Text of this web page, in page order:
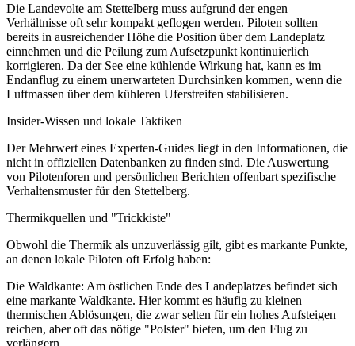
Die Landevolte am Stettelberg muss aufgrund der engen
Verhältnisse oft sehr kompakt geflogen werden. Piloten sollten
bereits in ausreichender Höhe die Position über dem Landeplatz
einnehmen und die Peilung zum Aufsetzpunkt kontinuierlich
korrigieren. Da der See eine kühlende Wirkung hat, kann es im
Endanflug zu einem unerwarteten Durchsinken kommen, wenn die
Luftmassen über dem kühleren Uferstreifen stabilisieren.
Insider-Wissen und lokale Taktiken
Der Mehrwert eines Experten-Guides liegt in den Informationen, die
nicht in offiziellen Datenbanken zu finden sind. Die Auswertung
von Pilotenforen und persönlichen Berichten offenbart spezifische
Verhaltensmuster für den Stettelberg.
Thermikquellen und "Trickkiste"
Obwohl die Thermik als unzuverlässig gilt, gibt es markante Punkte,
an denen lokale Piloten oft Erfolg haben:
Die Waldkante: Am östlichen Ende des Landeplatzes befindet sich
eine markante Waldkante. Hier kommt es häufig zu kleinen
thermischen Ablösungen, die zwar selten für ein hohes Aufsteigen
reichen, aber oft das nötige "Polster" bieten, um den Flug zu
verlängern.